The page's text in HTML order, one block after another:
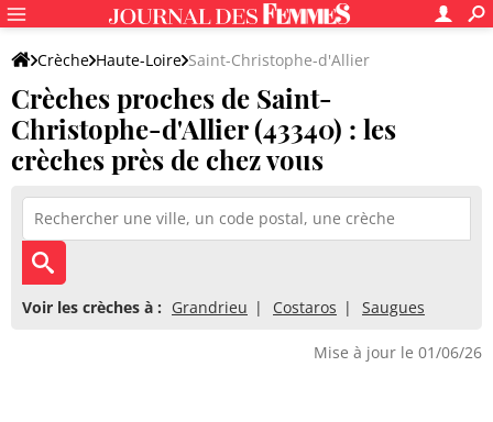
Crèche Haute-Loire Saint-Christophe-d'Allier
Crèches proches de Saint-
Christophe-d'Allier (43340) : les
crèches près de chez vous
Voir les crèches à : Grandrieu Costaros Saugues
Mise à jour le 01/06/26